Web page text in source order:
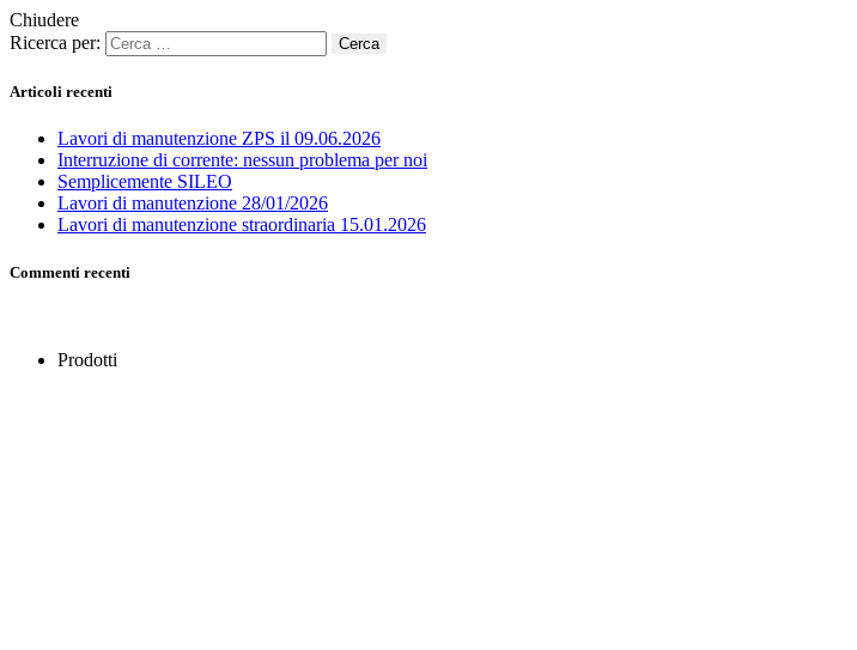
Chiudere
Ricerca per:
Articoli recenti
Lavori di manutenzione ZPS il 09.06.2026
Interruzione di corrente: nessun problema per noi
Semplicemente SILEO
Lavori di manutenzione 28/01/2026
Lavori di manutenzione straordinaria 15.01.2026
Commenti recenti
Prodotti